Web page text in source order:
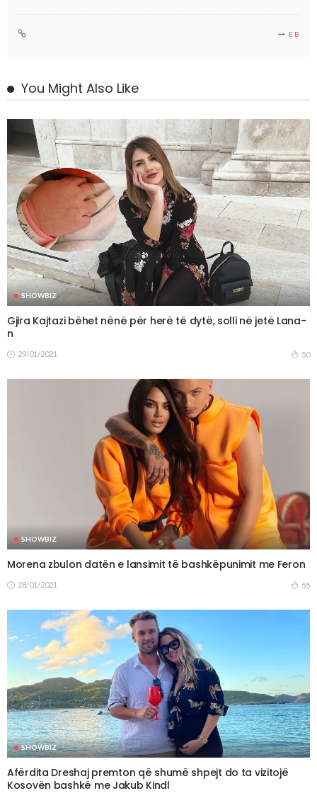
E B
You Might Also Like
SHOWBIZ
Gjira Kajtazi bëhet nënë për herë të dytë, solli në jetë Lana-
n
29/01/2021 50
SHOWBIZ
Morena zbulon datën e lansimit të bashkëpunimit me Feron
28/01/2021 55
SHOWBIZ
Afërdita Dreshaj premton që shumë shpejt do ta vizitojë
Kosovën bashkë me Jakub Kindl